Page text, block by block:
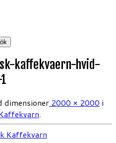
kaffekvaern-hvid-
dimensioner 2000 × 2000 i
.